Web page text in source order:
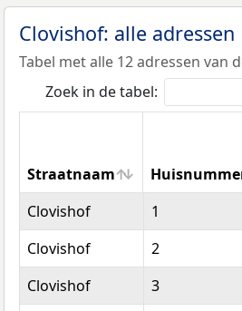
Clovishof: alle adressen
Tabel met alle 12 adressen van
Zoek in de tabel:
Straatnaam
Straatnaam
Huisnummer
Clovishof 1
Clovishof
2
Clovishof
3